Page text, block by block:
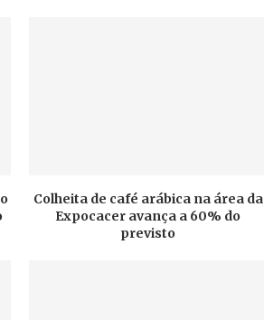
Colheita de café arábica na área da
Expocacer avança a 60% do
previsto